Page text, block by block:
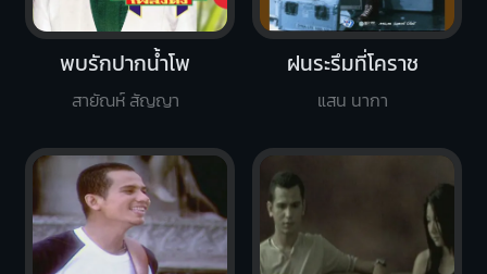
พบรักปากน้ำโพ
สายัณห์ สัญญา
ฝนระรึมที่โคราช
แสน นากา